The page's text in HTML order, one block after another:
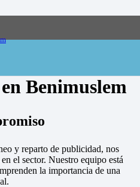
publicidad
Benimuslem
y reparto de publicidad, nos
el sector. Nuestro equipo está
la importancia de una